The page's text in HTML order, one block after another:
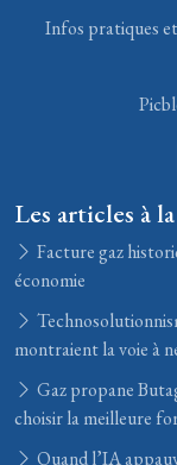
Infos pratiques
Les articles à
Facture gaz
économie
montraient la voie à
Gaz propane
choisir la meilleure
Quand l’IA